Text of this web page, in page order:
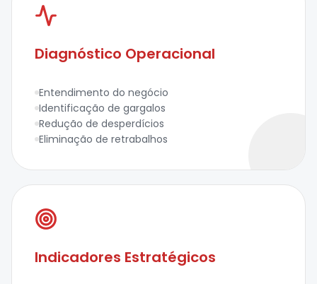
Diagnóstico Operacional
Entendimento do negócio
Identificação de gargalos
Redução de desperdícios
Eliminação de retrabalhos
Indicadores Estratégicos